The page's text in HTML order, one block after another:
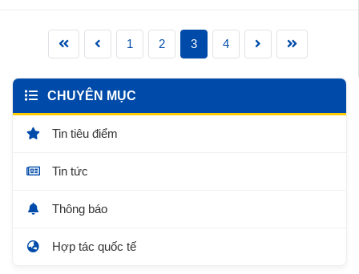
1 2 3 4
CHUYÊN MỤC
Tin tiêu điểm
Tin tức
Thông báo
Hợp tác quốc tế